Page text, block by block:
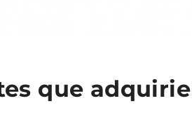
que